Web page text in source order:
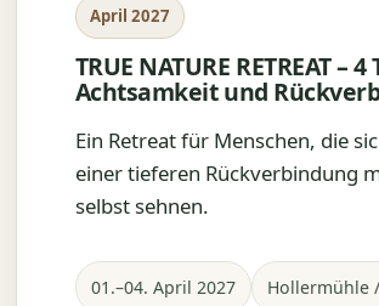
April 2027
TRUE NATURE RETREAT – 4
Achtsamkeit und
Ein Retreat für Menschen, die
einer tieferen Rückverbindung
selbst sehnen.
01.–04. April 2027 Hollermühle